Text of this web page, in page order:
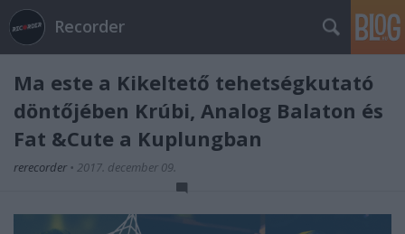
Recorder
Ma este a Kikeltető tehetségkutató
döntőjében Krúbi, Analog Balaton és
Fat &Cute a Kuplungban
rerecorder • 2017. december 09.